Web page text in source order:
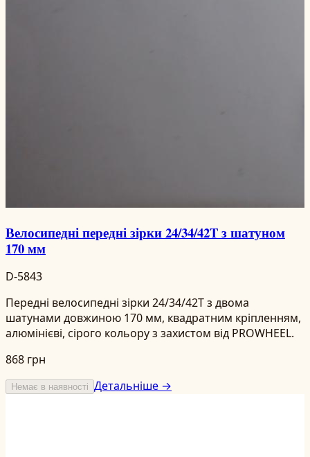
Велосипедні передні зірки 24/34/42T з шатуном
170 мм
D-5843
Передні велосипедні зірки 24/34/42T з двома
шатунами довжиною 170 мм, квадратним кріпленням,
алюмінієві, сірого кольору з захистом від PROWHEEL.
868 грн
Немає в наявності Детальніше →